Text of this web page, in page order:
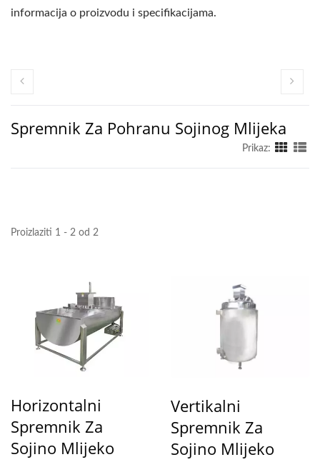
informacija o proizvodu i specifikacijama.
Spremnik Za Pohranu Sojinog Mlijeka
Prikaz:
Proizlaziti 1 - 2 od 2
Horizontalni
Spremnik Za
Sojino Mlijeko
Vertikalni
Spremnik Za
Sojino Mlijeko